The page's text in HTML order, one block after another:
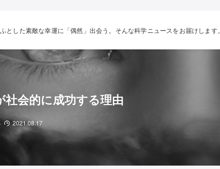
ふとした素敵な幸運に「偶然」出会う。そんな科学ニュースをお届けします。
社会的に成功する理由
2021.08.17